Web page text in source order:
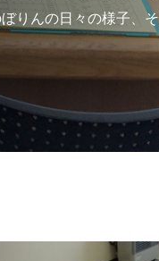
りんの日々の様子、